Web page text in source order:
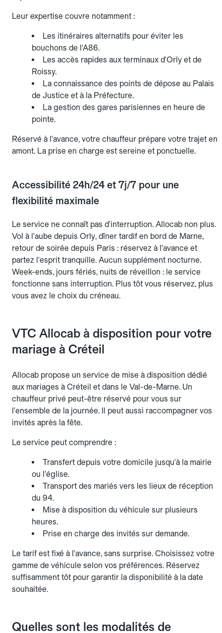
Leur expertise couvre notamment :
Les itinéraires alternatifs pour éviter les
bouchons de l'A86.
Les accès rapides aux terminaux d'Orly et de
Roissy.
La connaissance des points de dépose au Palais
de Justice et à la Préfecture.
La gestion des gares parisiennes en heure de
pointe.
Réservé à l'avance, votre chauffeur prépare votre trajet en
amont. La prise en charge est sereine et ponctuelle.
Accessibilité 24h/24 et 7j/7 pour une
flexibilité maximale
Le service ne connaît pas d'interruption. Allocab non plus.
Vol à l'aube depuis Orly, dîner tardif en bord de Marne,
retour de soirée depuis Paris : réservez à l'avance et
partez l'esprit tranquille. Aucun supplément nocturne.
Week-ends, jours fériés, nuits de réveillon : le service
fonctionne sans interruption. Plus tôt vous réservez, plus
vous avez le choix du créneau.
VTC Allocab à disposition pour votre
mariage à Créteil
Allocab propose un service de mise à disposition dédié
aux mariages à Créteil et dans le Val-de-Marne. Un
chauffeur privé peut-être réservé pour vous sur
l'ensemble de la journée. Il peut aussi raccompagner vos
invités après la fête.
Le service peut comprendre :
Transfert depuis votre domicile jusqu'à la mairie
ou l'église.
Transport des mariés vers les lieux de réception
du 94.
Mise à disposition du véhicule sur plusieurs
heures.
Prise en charge des invités sur demande.
Le tarif est fixé à l'avance, sans surprise. Choisissez votre
gamme de véhicule selon vos préférences. Réservez
suffisamment tôt pour garantir la disponibilité à la date
souhaitée.
Quelles sont les modalités de